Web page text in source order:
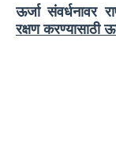
ऊर्जा संवर्धनावर
रक्षण करण्यासाठी